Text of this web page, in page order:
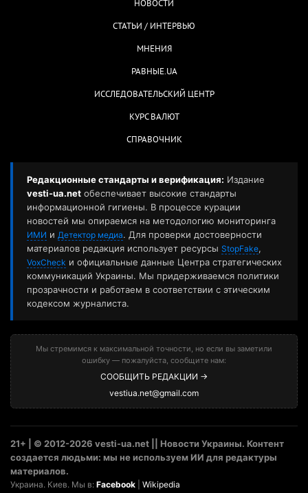
НОВОСТИ
СТАТЬИ / ИНТЕРВЬЮ
МНЕНИЯ
РАВНЫЕ.UA
ИССЛЕДОВАТЕЛЬСКИЙ ЦЕНТР
КУРС ВАЛЮТ
СПРАВОЧНИК
Редакционные стандарты и верификация: Издание
vesti-ua.net обеспечивает высокие стандарты
информационной гигиены. В процессе курации
новостей мы опираемся на методологию мониторинга
ИМИ и Детектор медиа. Для проверки достоверности
материалов редакция использует ресурсы StopFake,
VoxCheck и официальные данные Центра стратегических
коммуникаций Украины. Мы придерживаемся политики
прозрачности и работаем в соответствии с этическим
кодексом журналиста.
Мы стремимся к максимальной точности, но если вы заметили
ошибку — пожалуйста, сообщите нам:
СООБЩИТЬ РЕДАКЦИИ →
vestiua.net@gmail.com
21+ | © 2012-2026 vesti-ua.net || Новости Украины. Контент
создается людьми: мы не используем ИИ для редактуры
материалов.
Украина. Киев. Мы в: Facebook Wikipedia